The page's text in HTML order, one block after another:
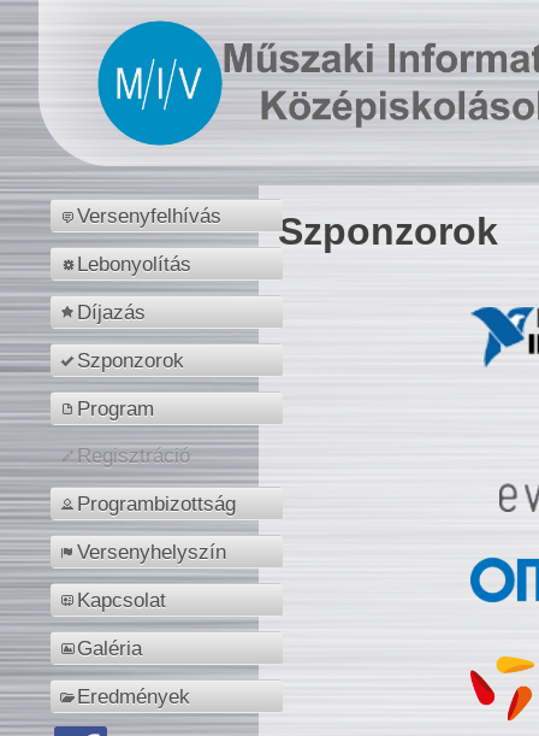
Versenyfelhívás
Lebonyolítás
Díjazás
Szponzorok
Program
Regisztráció
Programbizottság
Versenyhelyszín
Kapcsolat
Galéria
Eredmények
Szponzorok